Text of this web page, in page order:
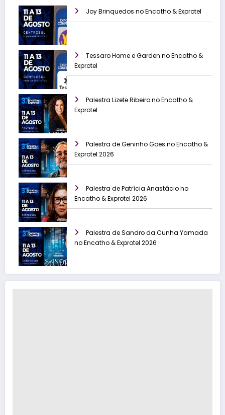
Joy Brinquedos no Encatho & Exprotel
Tessaro Home e Garden no Encatho &
Exprotel
Palestra Lizete Ribeiro no Encatho &
Exprotel
Palestra de Geninho Goes no Encatho &
Exprotel 2026
Palestra de Patrícia Anastácio no
Encatho & Exprotel 2026
Palestra de Sandro da Cunha Yamada
no Encatho & Exprotel 2026